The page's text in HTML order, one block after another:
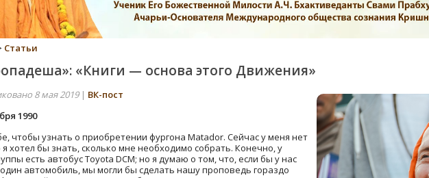
Статьи
«Книги — основа этого Движения»
8 мая 2019| ВК-пост
1990
чтобы узнать о приобретении фургона Matador. Сейчас у меня нет
я хотел бы знать, сколько мне необходимо собрать. Конечно, у
есть автобус Toyota DCM; но я думаю о том, что, если бы у нас
автомобиль, мы могли бы сделать нашу проповедь гораздо